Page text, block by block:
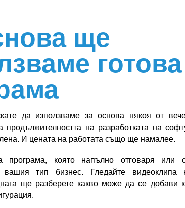
ще
готова
да използваме за основа някоя от
продължителността на разработката на
И цената на работата също ще намалее.
програма, която напълно отговаря или
тип бизнес. Гледайте видеоклипа
ще разберете какво може да се добави